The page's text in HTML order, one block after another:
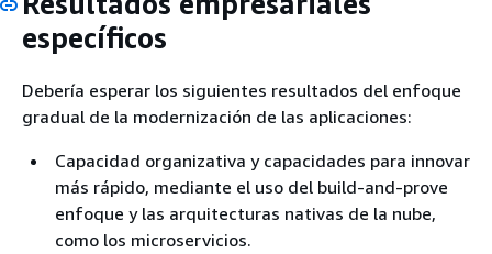
específicos
Debería esperar los siguientes resultados del enfoque
gradual de la modernización de las aplicaciones:
Capacidad organizativa y capacidades para innovar
más rápido, mediante el uso del build-and-prove
enfoque y las arquitecturas nativas de la nube,
como los microservicios.